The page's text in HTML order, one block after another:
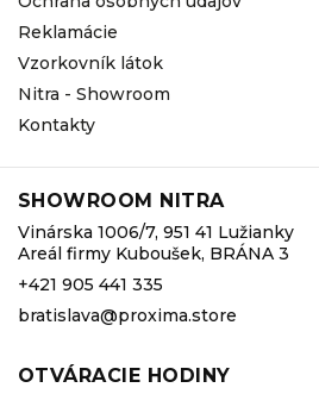
Reklamácie
Vzorkovník látok
Nitra - Showroom
Kontakty
SHOWROOM NITRA
Vinárska 1006/7, 951 41 Lužianky
Areál firmy Kuboušek, BRÁNA 3
+421 905 441 335
bratislava@proxima.store
OTVÁRACIE HODINY